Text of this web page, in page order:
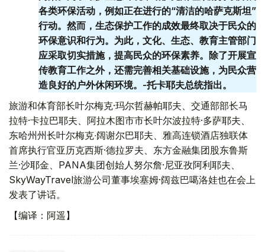
各类环保活动，例如正在进行的“清洁的哈萨克斯坦”
行动。然而，生态保护工作的成效最终取决于民众的
环保意识和行为。为此，文化、生态、教育主管部门
应采取切实措施，提高民众的环保素养。除了开展宣
传教育工作之外，还需完善相关基础设施，为民众营
造良好的户外休闲环境。-托卡耶夫总统指出。
旅游和体育部长叶尔梅克·玛尔哲赫帕耶夫、交通部部长马
拉特·卡拉巴耶夫、阿拉木图市市长叶尔波拉特·多萨耶夫、
东哈州州长叶尔梅克∙阔谢尔巴耶夫、雅高连锁酒店独联体
首席执行官亚历克西斯·德拉罗夫、东方金融集团股东鲁斯
兰·沙耶金、PANA集团创始人努尔詹·尼亚孜阿利耶夫、
SkyWayTravel旅游公司董事埃塞姆·阔兹巴噶洛娃也在会上
发表了讲话。
【编译：阿遥】